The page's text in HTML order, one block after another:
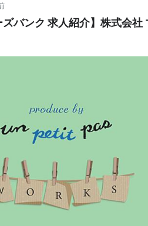
ズバンク 求人紹介】株式会社